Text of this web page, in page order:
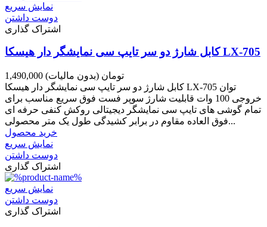
نمایش سریع
دوست داشتن
اشتراک گذاری
کابل شارژ دو سر تایپ سی نمایشگر دار هیسکا LX-705
1,490,000 تومان (بدون مالیات)
کابل شارژ دو سر تایپ سی نمایشگر دار هیسکا LX-705 توان
خروجی 100 وات قابلیت شارژ سوپر فست فوق سریع مناسب برای
تمام گوشی های تایپ سی نمایشگر دیجیتالی روکش کنفی حرفه ای
فوق العاده مقاوم در برابر کشیدگی طول یک متر محصولی...
خرید محصول
نمایش سریع
دوست داشتن
اشتراک گذاری
نمایش سریع
دوست داشتن
اشتراک گذاری